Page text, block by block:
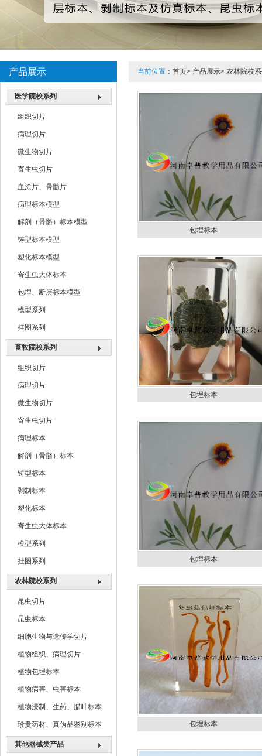
产品展示
医学院校系列
组织切片
病理切片
微生物切片
寄生虫切片
血涂片、骨髓片
病理标本模型
解剖（骨骼）标本模型
铸型标本模型
塑化标本模型
寄生虫大体标本
包埋、断层标本模型
模型系列
挂图系列
畜牧院校系列
组织切片
病理切片
微生物切片
寄生虫切片
病理标本
解剖（骨骼）标本
铸型标本
剥制标本
塑化标本
寄生虫大体标本
模型系列
挂图系列
农林院校系列
昆虫切片
昆虫标本
细胞生物与遗传学切片
植物组织、病理切片
植物包埋标本
植物病害、虫害标本
植物浸制、生药、腊叶标本
珍贵药材、真伪品鉴别标本
其他器械类产品
当前位置： 首页> 产品展示> 农林院校
包埋标本
包埋标本
包埋标本
包埋标本